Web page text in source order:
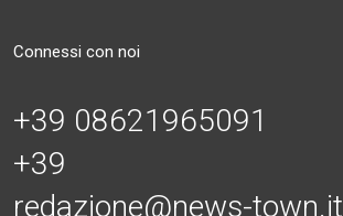
Connessi con noi
+39 08621965091
+39
redazione@news-town.it